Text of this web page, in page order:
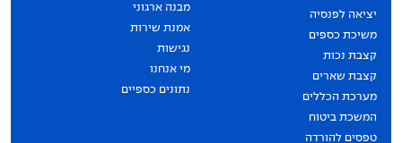
יציאה לפנסיה
משיכת כספים
קצבת נכות
קצבת שארים
מערכת הכללים
המשכת ביטוח
טפסים להורדה
מבנה ארגוני
אמנת שירות
נגישות
מי אנחנו
נתונים כספיים